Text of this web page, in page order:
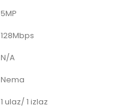
5MP
128Mbps
N/A
Nema
1 ulaz/ 1 izlaz